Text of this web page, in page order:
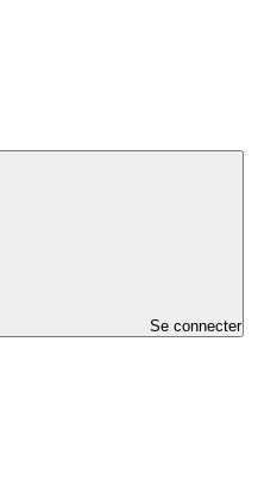
Se connecter